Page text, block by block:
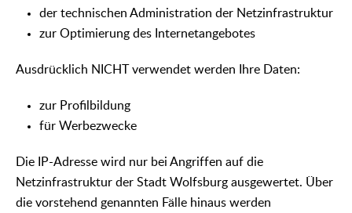
der technischen Administration der Netzinfrastruktur
zur Optimierung des Internetangebotes
Ausdrücklich NICHT verwendet werden Ihre Daten:
zur Profilbildung
für Werbezwecke
Die IP-Adresse wird nur bei Angriffen auf die
Netzinfrastruktur der Stadt Wolfsburg ausgewertet. Über
die vorstehend genannten Fälle hinaus werden